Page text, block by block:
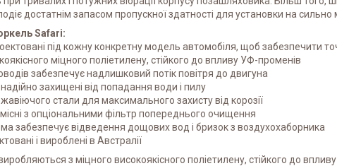
достатнім запасом пропускної здатності для установки на
Safari:
під кожну конкретну модель автомобіля, щоб забезпечити
міцного поліетилену, стійкого до впливу УФ-променів
забезпечує надлишковий потік повітря до двигуна
захищені від попадання води і пилу
стали для максимального захисту від корозії
з опціональними фільтр попереднього очищення
забезпечує відведення дощових вод і бризок з воздухохаборника
і вироблені в Австралії
з міцного високоякісного поліетилену, стійкого до